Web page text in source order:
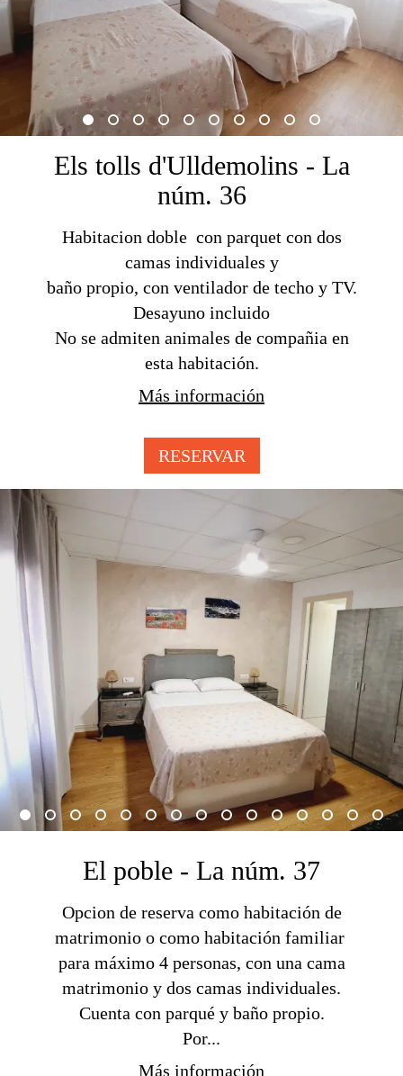
Els tolls d'Ulldemolins - La
núm. 36
Habitacion doble con parquet con dos
camas individuales y
baño propio, con ventilador de techo y TV.
Desayuno incluido
No se admiten animales de compañia en
esta habitación.
Más información
RESERVAR
El poble - La núm. 37
Opcion de reserva como habitación de
matrimonio o como habitación familiar
para máximo 4 personas, con una cama
matrimonio y dos camas individuales.
Cuenta con parqué y baño propio.
Por...
Más información